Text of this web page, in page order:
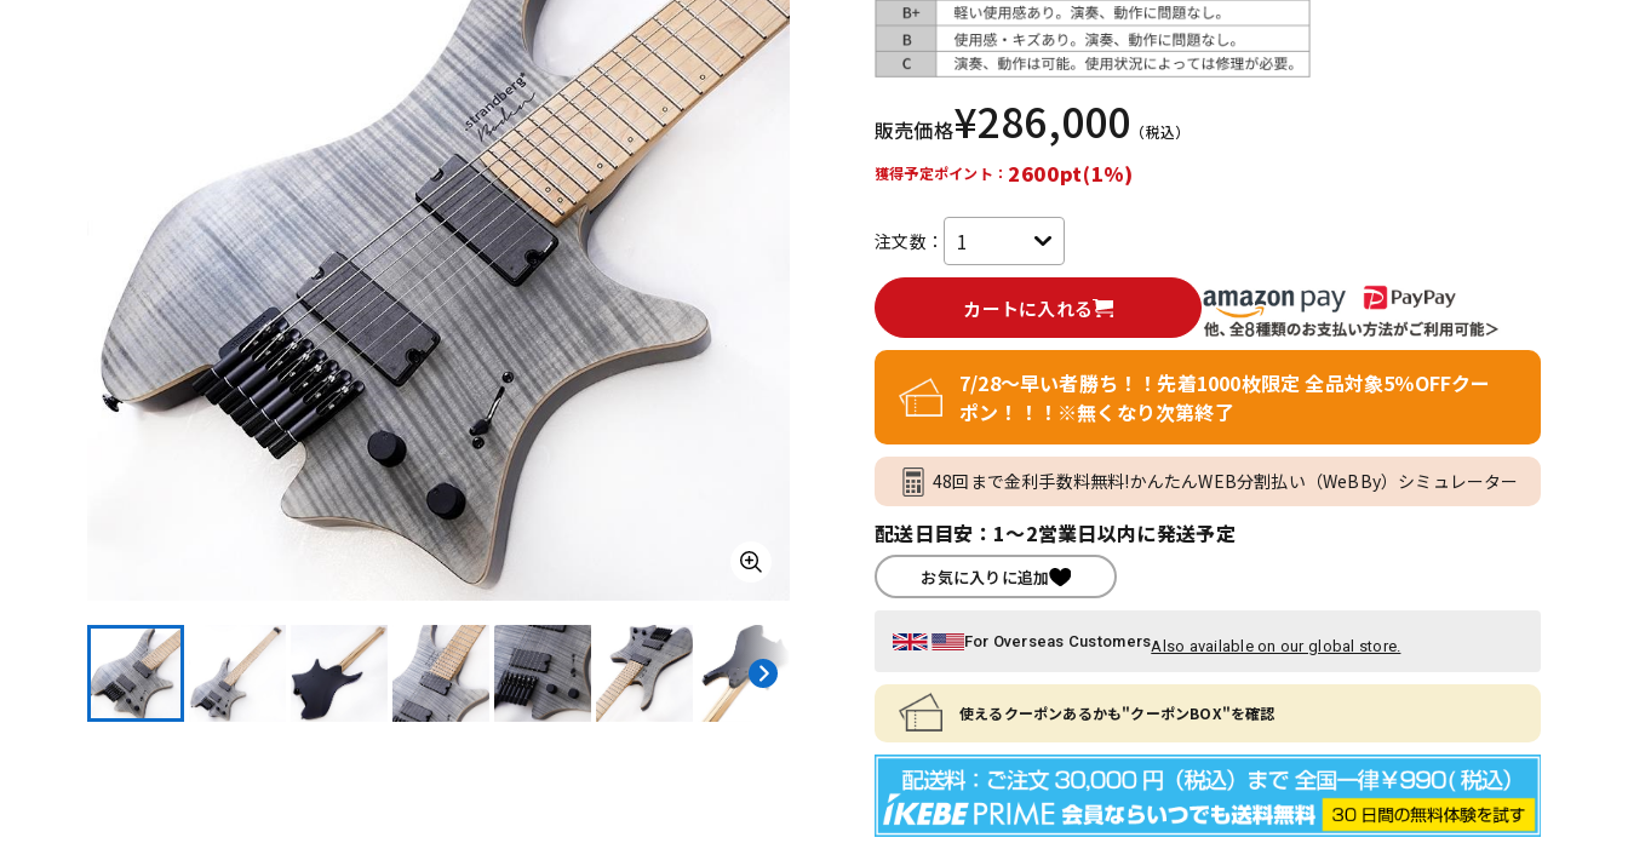
DTM DTM オンラ
イン納品
レコーディン
グ機器
配信/ライブ
機器
ヴィンテージ
販売価格¥286,000 （税込）
獲得予定ポイント： 2600pt(1%)
注文数：
カートに入れる
7/28～早い者勝ち！！先着1000枚限定 全品対象5％OFFクー
ポン！！！※無くなり次第終了
48回まで金利手数料無料!かんたんWEB分割払い（WeBBy）シミュレーター
配送日目安：1～2営業日以内に発送予定
お気に入りに追加
For Overseas CustomersAlso available on our global store.
使えるクーポンあるかも"クーポンBOX"を確認